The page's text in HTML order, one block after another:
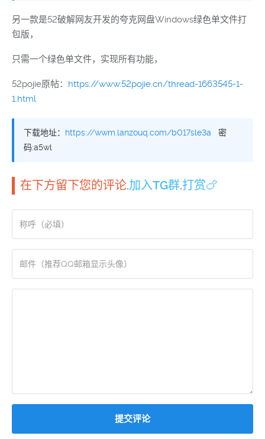
另一款是52破解网友开发的夸克网盘Windows绿色单文件打
包版，
只需一个绿色单文件，实现所有功能，
52pojie原帖： https://www.52pojie.cn/thread-1663545-1-
1.html
下载地址： https://wwm.lanzouq.com/b017sle3a 密
码:a5wl
在下方留下您的评论.加入TG群.打赏🍗
提交评论